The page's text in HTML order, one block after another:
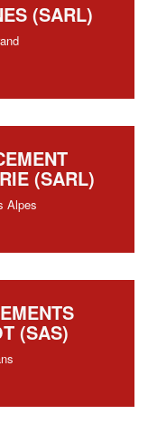
(SARL)
(SARL)
Alpes
(SAS)